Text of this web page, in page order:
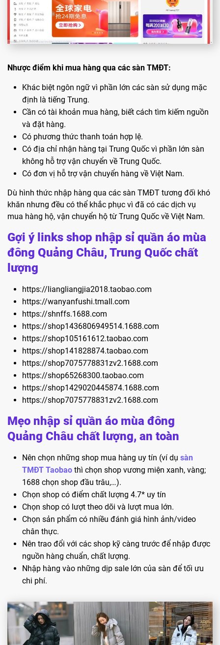
Nhược điểm khi mua hàng qua các sàn TMĐT:
Khác biệt ngôn ngữ vì phần lớn các sàn sử dụng mặc
định là tiếng Trung.
Cần có tài khoản mua hàng, biết cách tìm kiếm nguồn
và đặt hàng.
Có phương thức thanh toán hợp lệ.
Có địa chỉ nhận hàng tại Trung Quốc vì phần lớn sàn
không hỗ trợ vận chuyển về Trung Quốc.
Có đơn vị hỗ trợ vận chuyển hàng về Việt Nam.
Dù hình thức nhập hàng qua các sàn TMĐT tương đối khó
khăn nhưng đều có thể khắc phục vì đã có các dịch vụ
mua hàng hộ, vận chuyển hộ từ Trung Quốc về Việt Nam.
Gợi ý links shop nhập sỉ quần áo mùa
đông Quảng Châu, Trung Quốc chất
lượng
https://liangliangjia2018.taobao.com
https://wanyanfushi.tmall.com
https://shnffs.1688.com
https://shop1436806949514.1688.com
https://shop105161612.taobao.com
https://shop141828874.taobao.com
https://shop7075778831zv2.1688.com
https://shop65268300.taobao.com
https://shop1429020445874.1688.com
https://shop7075778831zv2.1688.com
Mẹo nhập sỉ quần áo mùa đông
Quảng Châu chất lượng, an toàn
Nên chọn những shop mua hàng uy tín (ví dụ sàn
TMĐT Taobao thì chọn shop vương miện xanh, vàng;
1688 chọn shop đầu trâu,…).
Chọn shop có điểm chất lượng 4.7* uy tín
Chọn shop có lượt theo dõi và lượt mua lớn.
Chọn sản phẩm có nhiều đánh giá hình ảnh/video
chân thực.
Nên trao đổi với các shop kỹ càng trước để nhập được
nguồn hàng chuẩn, chất lượng.
Nhập hàng vào những dịp sale lớn của sàn để tối ưu
chi phí.